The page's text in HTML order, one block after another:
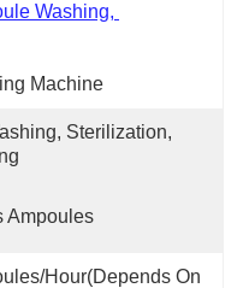
Washing,
Machine
Sterilization,
Ampoules
hour(depends On